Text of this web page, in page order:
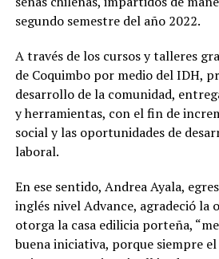
segundo semestre del año 2022.
A través de los cursos y talleres
de Coquimbo por medio del IDH,
desarrollo de la comunidad,
y herramientas, con el fin de
social y las oportunidades de
laboral.
En ese sentido, Andrea Ayala,
inglés nivel Advance, agradeció la
otorga la casa edilicia porteña,
buena iniciativa, porque siempre